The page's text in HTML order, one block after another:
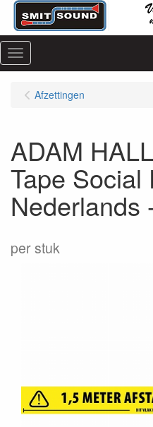
Menu
Afzettingen
ADAM
Tape Social
Nederlands
per stuk